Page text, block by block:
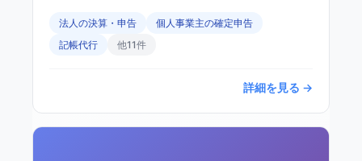
法人の決算・申告
個人事業主の確定申告
記帳代行
他11件
詳細を見る →